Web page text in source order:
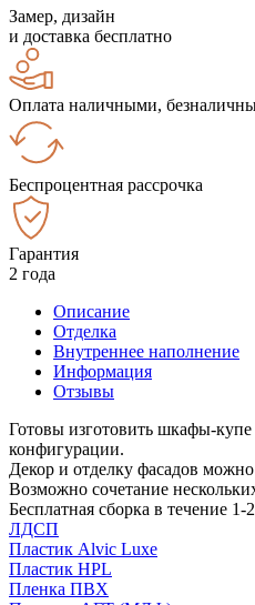
Замер, дизайн
и доставка бесплатно
Оплата наличными,
Беспроцентная рассрочка
Гарантия
2 года
Описание
Отделка
Внутреннее наполнение
Информация
Отзывы
Готовы изготовить шкафы-
конфигурации.
Декор и отделку фасадов
Возможно сочетание
Бесплатная сборка в течение 1-
ЛДСП
Пластик Alvic Luxe
Пластик HPL
Пленка ПВХ